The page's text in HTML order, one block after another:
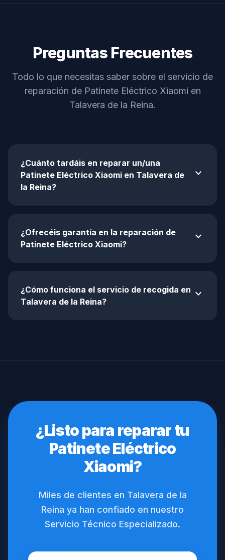
Preguntas Frecuentes
Todo lo que necesitas saber sobre el servicio de
reparación de Patinete Eléctrico Xiaomi en
Talavera de la Reina.
¿Cuánto tardáis en reparar un/una
Patinete Eléctrico Xiaomi en Talavera de
la Reina?
expand_more
¿Ofrecéis garantía en la reparación de
Patinete Eléctrico Xiaomi?
expand_more
¿Cómo funciona el servicio de recogida en
Talavera de la Reina?
expand_more
¿Listo para reparar tu
Patinete Eléctrico
Xiaomi?
Miles de clientes en Talavera de la
Reina ya han confiado en nuestro
Servicio Técnico Especializado.